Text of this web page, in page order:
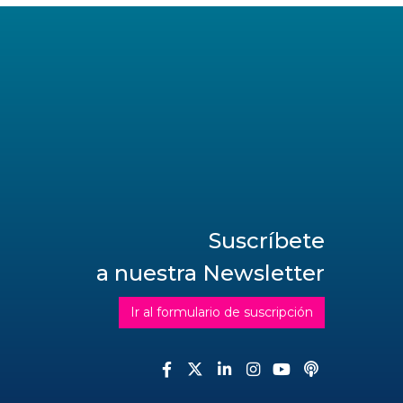
Suscríbete
a nuestra Newsletter
Ir al formulario de suscripción